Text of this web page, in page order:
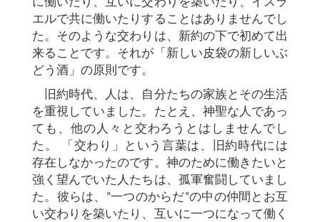
エルで共に働いたりすることはありませんでし
た。そのような交わりは、新約の下で初めて出
来ることです。それが「新しい皮袋の新しいぶ
どう酒」の原則です。
旧約時代、人は、自分たちの家族とその生活
を重視していました。たとえ、神聖な人であっ
ても、他の人々と交わろうとはしませんでし
た。 「交わり」という言葉は、旧約時代には
存在しなかったのです。神のために働きたいと
強く望んでいた人たちは、孤軍奮闘していまし
た。彼らは、"一つのからだ"の中の仲間とお互
い交わりを築いたり、互いに一つになって働く